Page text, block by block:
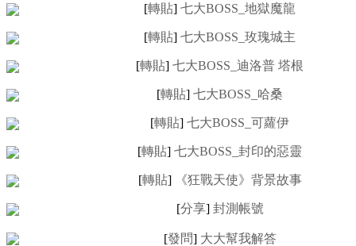
[轉貼] 七大BOSS_地獄魔龍
[轉貼] 七大BOSS_玫瑰城主
[轉貼] 七大BOSS_迪洛普 塔根
[轉貼] 七大BOSS_哈桑
[轉貼] 七大BOSS_可蘿伊
[轉貼] 七大BOSS_封印的惡靈
[轉貼] 《狂戰天使》背景故事
[分享] 封測帳號
[發問] 大大幫我解答